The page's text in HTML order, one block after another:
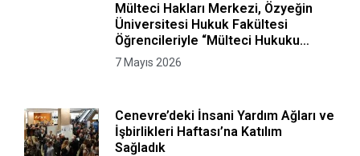
Mülteci Hakları Merkezi, Özyeğin
Üniversitesi Hukuk Fakültesi
Öğrencileriyle “Mülteci Hukuku
Kurgusal Avukatlık Bürosu”
Programını Gerçekleştirdi
7 Mayıs 2026
Cenevre’deki İnsani Yardım Ağları ve
İşbirlikleri Haftası’na Katılım
Sağladık